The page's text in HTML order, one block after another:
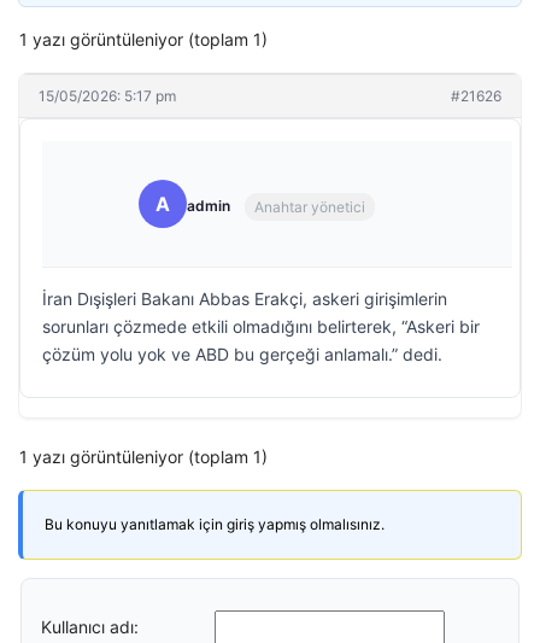
1 yazı görüntüleniyor (toplam 1)
15/05/2026: 5:17 pm #21626
A admin Anahtar yönetici
İran Dışişleri Bakanı Abbas Erakçi, askeri girişimlerin
sorunları çözmede etkili olmadığını belirterek, “Askeri bir
çözüm yolu yok ve ABD bu gerçeği anlamalı.” dedi.
1 yazı görüntüleniyor (toplam 1)
Bu konuyu yanıtlamak için giriş yapmış olmalısınız.
Kullanıcı adı: